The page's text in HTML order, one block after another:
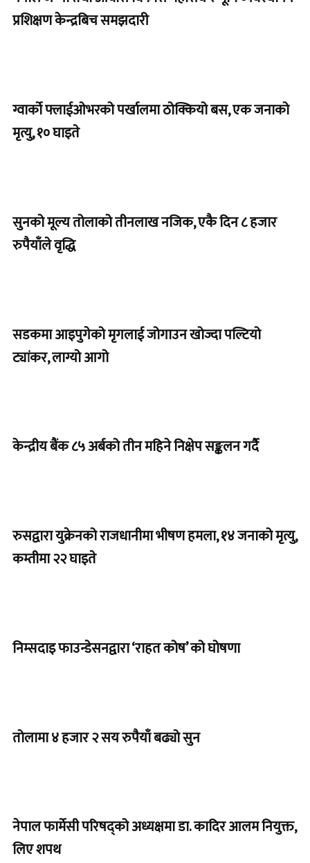
प्रशिक्षण केन्द्रबिच समझदारी
ग्वार्को फ्लाईओभरको पर्खालमा ठोक्कियो बस, एक जनाको
मृत्यु, १० घाइते
सुनको मूल्य तोलाको तीनलाख नजिक, एकै दिन ८ हजार
रुपैयाँले वृद्धि
सडकमा आइपुगेको मृगलाई जोगाउन खोज्दा पल्टियो
ट्यांकर, लाग्यो आगो
केन्द्रीय बैंक ८५ अर्बको तीन महिने निक्षेप सङ्कलन गर्दै
रुसद्वारा युक्रेनको राजधानीमा भीषण हमला, १४ जनाको मृत्यु,
कम्तीमा २२ घाइते
निम्सदाइ फाउन्डेसनद्वारा ‘राहत कोष’ को घोषणा
तोलामा ४ हजार २ सय रुपैयाँ बढ्यो सुन
नेपाल फार्मेसी परिषद्को अध्यक्षमा डा. कादिर आलम नियुक्त,
लिए शपथ